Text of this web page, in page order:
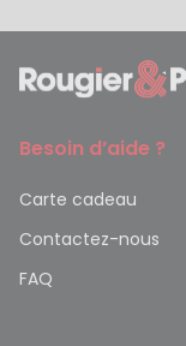
Besoin d’aide ?
Carte cadeau
Contactez-nous
FAQ